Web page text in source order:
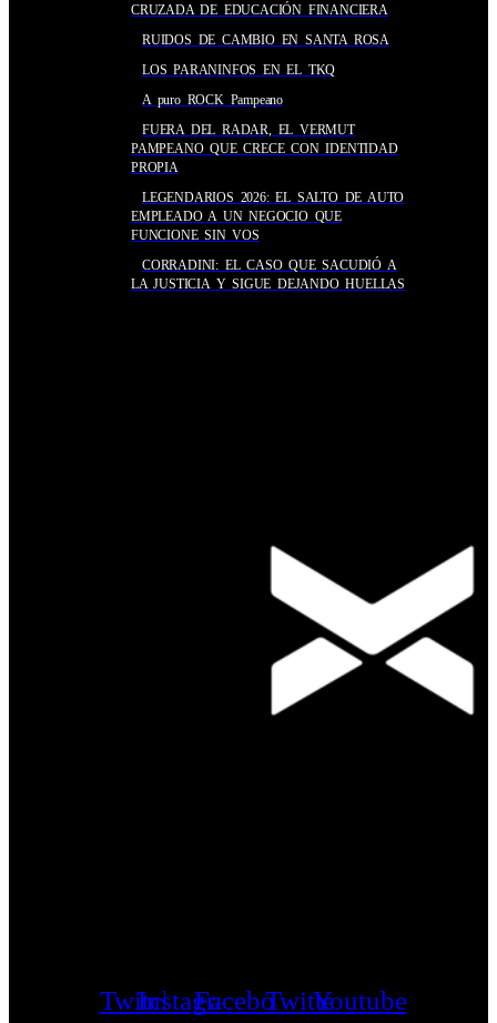
CRUZADA DE EDUCACIÓN FINANCIERA
RUIDOS DE CAMBIO EN SANTA ROSA
LOS PARANINFOS EN EL TKQ
A puro ROCK Pampeano
FUERA DEL RADAR, EL VERMUT
PAMPEANO QUE CRECE CON IDENTIDAD
PROPIA
LEGENDARIOS 2026: EL SALTO DE AUTO
EMPLEADO A UN NEGOCIO QUE
FUNCIONE SIN VOS
CORRADINI: EL CASO QUE SACUDIÓ A
LA JUSTICIA Y SIGUE DEJANDO HUELLAS
TwitchInstagramFacebookTwitterYoutube